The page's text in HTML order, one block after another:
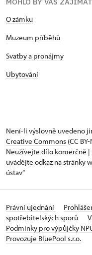
O zámku
Muzeum příběhů
Svatby a pronájmy
Ubytování
Není-li výslovně uvedeno
Creative Commons (CC
Neužívejte dílo komerčně |
uvádějte odkaz na stránky
ústav“
Právní ujednání
spotřebitelských sporů
Podmínky pro výpůjčky
Provozuje BluePool s.r.o.